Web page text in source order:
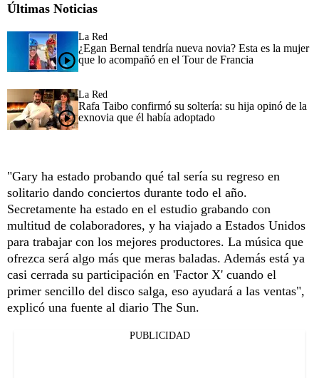
Últimas Noticias
La Red
¿Egan Bernal tendría nueva novia? Esta es la mujer
que lo acompañó en el Tour de Francia
La Red
Rafa Taibo confirmó su soltería: su hija opinó de la
exnovia que él había adoptado
"Gary ha estado probando qué tal sería su regreso en
solitario dando conciertos durante todo el año.
Secretamente ha estado en el estudio grabando con
multitud de colaboradores, y ha viajado a Estados Unidos
para trabajar con los mejores productores. La música que
ofrezca será algo más que meras baladas. Además está ya
casi cerrada su participación en 'Factor X' cuando el
primer sencillo del disco salga, eso ayudará a las ventas",
explicó una fuente al diario The Sun.
PUBLICIDAD